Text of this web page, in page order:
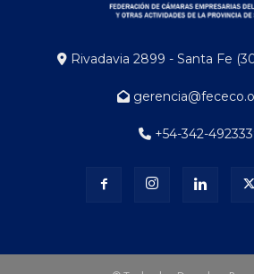
Rivadavia 2899 - Santa Fe
+54-342-